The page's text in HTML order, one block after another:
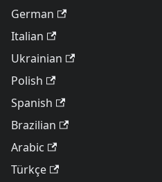
German
Italian
Ukrainian
Polish
Spanish
Brazilian
Arabic
Türkçe